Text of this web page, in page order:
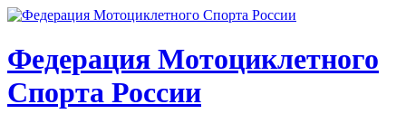
Федерация Мотоциклетного
Спорта России